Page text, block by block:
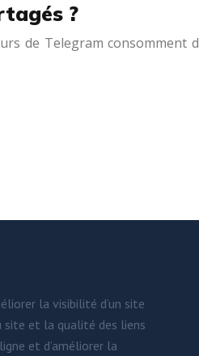
?
de Telegram consomment
la visibilité d’un site
site et la qualité des liens
et d’améliorer la